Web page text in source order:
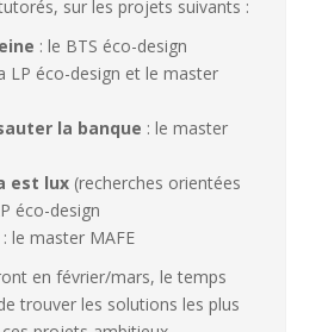
sur les projets suivants :
: le BTS éco-design
LP éco-design et le master
la banque : le master
est lux (recherches orientées
éco-design
: le master MAFE
en février/mars, le temps
trouver les solutions les plus